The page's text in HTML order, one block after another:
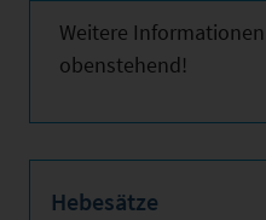
Weitere
obenstehend!
Hebesätze